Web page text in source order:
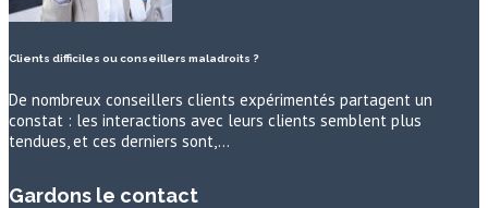
Clients difficiles ou conseillers maladroits ?
De nombreux conseillers clients expérimentés partagent un
constat : les interactions avec leurs clients semblent plus
tendues, et ces derniers sont,…
Gardons le contact